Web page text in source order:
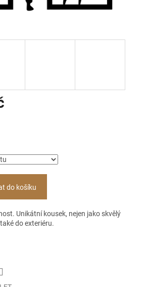
do košíku
Unikátní kousek, nejen jako skvělý
do exteriéru.